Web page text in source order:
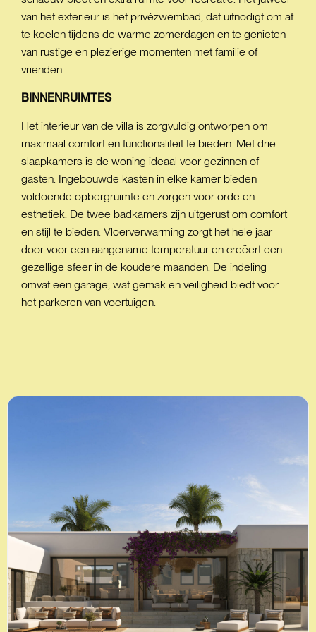
van het exterieur is het privézwembad, dat uitnodigt om af
te koelen tijdens de warme zomerdagen en te genieten
van rustige en plezierige momenten met familie of
vrienden.
BINNENRUIMTES
Het interieur van de villa is zorgvuldig ontworpen om
maximaal comfort en functionaliteit te bieden. Met drie
slaapkamers is de woning ideaal voor gezinnen of
gasten. Ingebouwde kasten in elke kamer bieden
voldoende opbergruimte en zorgen voor orde en
esthetiek. De twee badkamers zijn uitgerust om comfort
en stijl te bieden. Vloerverwarming zorgt het hele jaar
door voor een aangename temperatuur en creëert een
gezellige sfeer in de koudere maanden. De indeling
omvat een garage, wat gemak en veiligheid biedt voor
het parkeren van voertuigen.